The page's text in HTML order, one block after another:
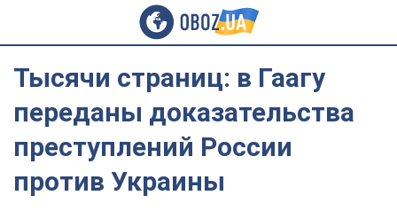
Тысячи страниц: в Гаагу
переданы доказательства
преступлений России
против Украины